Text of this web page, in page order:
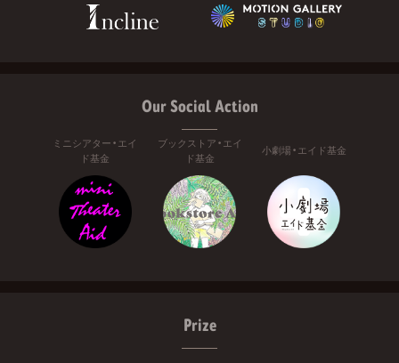
Our Social Action
ミニシアター・エイ
ド基金
ブックストア・エイ
ド基金
小劇場・エイド基金
Prize